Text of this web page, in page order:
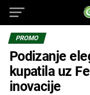
PROMO
Podizanje
kupatila uz
inovacije